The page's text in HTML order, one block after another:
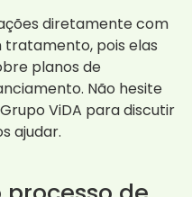
diretamente com
tratamento, pois elas
planos de
Não hesite
ViDA para discutir
ajudar.